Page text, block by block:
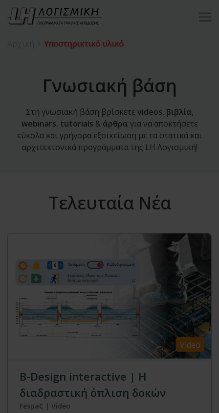
Υποστηρικτικό υλικό
Γνωσιακή βάση
Στη γνωσιακή βάση βρίσκετε videos, βιβλία,
webinars, tutorials & άρθρα για να αποκτήσετε
εύκολα και γρήγορα εξοικείωση με τα στατικά και
αρχιτεκτονικά προγράμματα της LH Λογισμική!
Τελευταία Νέα
Video
Β-Design interactive | Η
διαδραστική όπλιση δοκών
FespaC | Video